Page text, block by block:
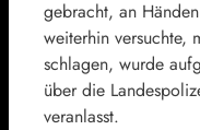
gebracht, an
weiterhin versuchte,
schlagen, wurde
über die
veranlasst.